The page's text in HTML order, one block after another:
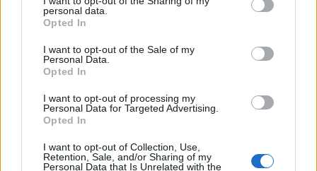
personal data.
Opted In
I want to opt-out of the Sale of my
Personal Data.
Opted In
I want to opt-out of processing my
Personal Data for Targeted Advertising.
Opted In
I want to opt-out of Collection, Use,
Retention, Sale, and/or Sharing of my
Personal Data that Is Unrelated with the